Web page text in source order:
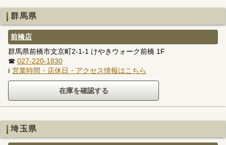
群馬県
前橋店
群馬県前橋市文京町2-1-1 けやきウォーク前橋 1F
☎ 027-220-1830
ℹ 営業時間・店休日・アクセス情報はこちら
埼玉県